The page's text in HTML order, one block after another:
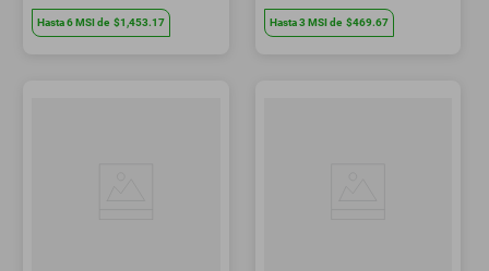
Hasta6MSIde $1,453.17 Hasta3 MSIde $469.67